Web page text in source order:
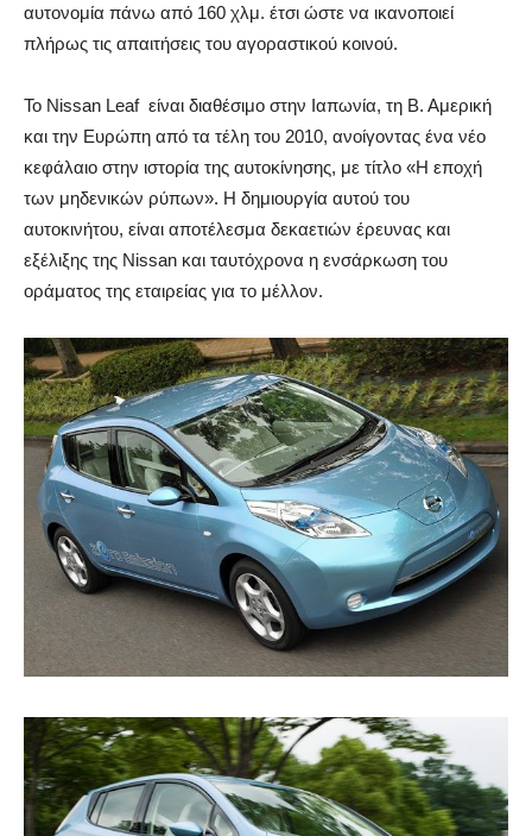
αυτονομία πάνω από 160 χλμ. έτσι ώστε να ικανοποιεί
πλήρως τις απαιτήσεις του αγοραστικού κοινού.
Το Nissan Leaf είναι διαθέσιμο στην Ιαπωνία, τη Β. Αμερική
και την Ευρώπη από τα τέλη του 2010, ανοίγοντας ένα νέο
κεφάλαιο στην ιστορία της αυτοκίνησης, με τίτλο «Η εποχή
των μηδενικών ρύπων». Η δημιουργία αυτού του
αυτοκινήτου, είναι αποτέλεσμα δεκαετιών έρευνας και
εξέλιξης της Nissan και ταυτόχρονα η ενσάρκωση του
οράματος της εταιρείας για το μέλλον.